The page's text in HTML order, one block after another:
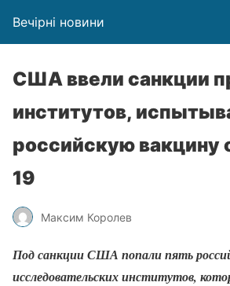
Вечірні новини
США ввели санкции
институтов,
российскую вакцину
19
Максим Королев
Под санкции США попали пять
исследовательских институтов,